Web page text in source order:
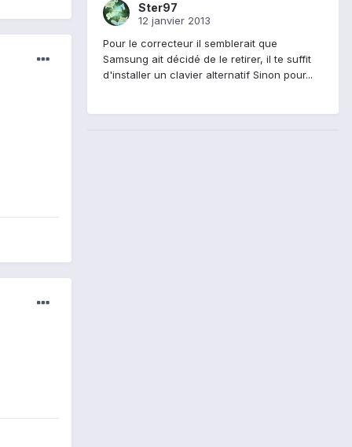
Ster97
12 janvier 2013
Pour le correcteur il semblerait que
Samsung ait décidé de le retirer, il te suffit
d'installer un clavier alternatif Sinon pour...